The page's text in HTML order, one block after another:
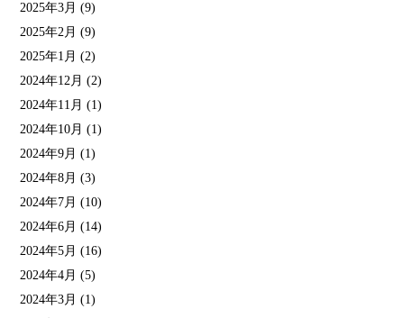
2025年3月 (9)
2025年2月 (9)
2025年1月 (2)
2024年12月 (2)
2024年11月 (1)
2024年10月 (1)
2024年9月 (1)
2024年8月 (3)
2024年7月 (10)
2024年6月 (14)
2024年5月 (16)
2024年4月 (5)
2024年3月 (1)